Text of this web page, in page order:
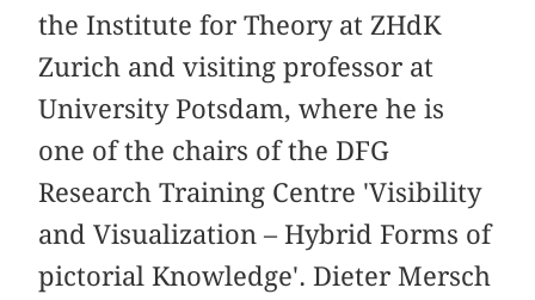
the Institute for Theory at ZHdK
Zurich and visiting professor at
University Potsdam, where he is
one of the chairs of the DFG
Research Training Centre 'Visibility
and Visualization – Hybrid Forms of
pictorial Knowledge'. Dieter Mersch